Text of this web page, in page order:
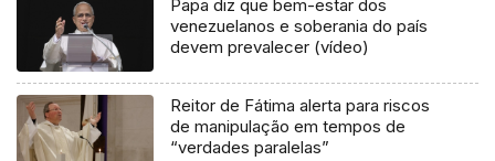
Papa diz que bem-estar dos
venezuelanos e soberania do país
devem prevalecer (vídeo)
Reitor de Fátima alerta para riscos
de manipulação em tempos de
“verdades paralelas”